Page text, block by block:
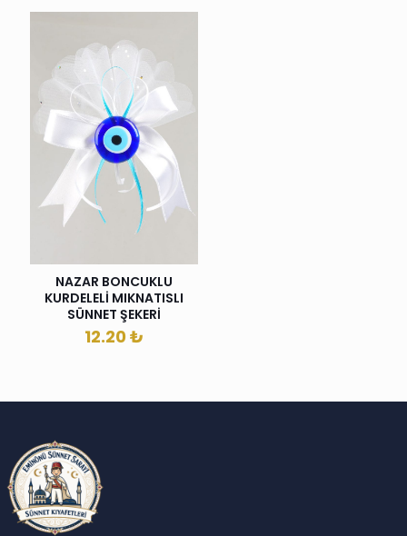
NAZAR BONCUKLU
KURDELELİ MIKNATISLI
SÜNNET ŞEKERİ
12.20₺